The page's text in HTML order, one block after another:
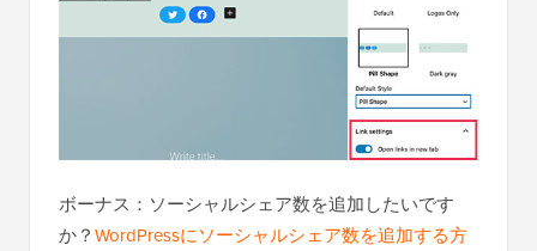
ボーナス：ソーシャルシェア数を追加したいです
か？WordPressにソーシャルシェア数を追加する方